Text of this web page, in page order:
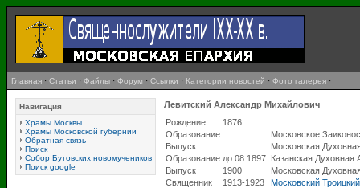
Главная · Статьи · Файлы · Форум · Ссылки · Категории новостей · Фото галерея ·
Навигация
Храмы Москвы
Храмы Московской губернии
Обратная связь
Поиск
Собор Бутовских новомучеников
Поиск google
Левитский Александр Михайлович
Рождение
1876
Образование
Московское
Выпуск
Московская
Образование до 08.1897 Казанская Духовная
Выпуск
1900
Московская
Священник
1913-1923
Московский